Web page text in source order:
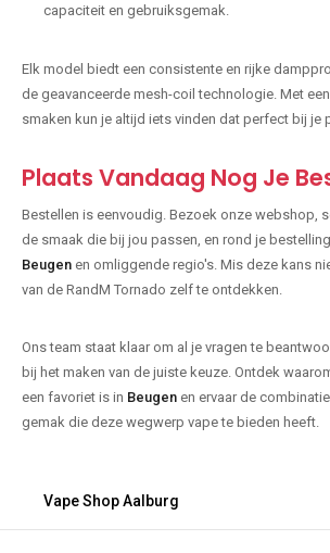
capaciteit en gebruiksgemak.
Elk model biedt een consistente en rijke
de geavanceerde mesh-coil technologie. Met
smaken kun je altijd iets vinden dat perfect bij je
Plaats Vandaag Nog Je
Bestellen is eenvoudig. Bezoek onze webshop,
de smaak die bij jou passen, en rond je
Beugen en omliggende regio's. Mis deze kans
van de RandM Tornado zelf te ontdekken.
Ons team staat klaar om al je vragen te
bij het maken van de juiste keuze. Ontdek
een favoriet is in Beugen en ervaar de
gemak die deze wegwerp vape te bieden heeft.
Vape Shop Aalburg